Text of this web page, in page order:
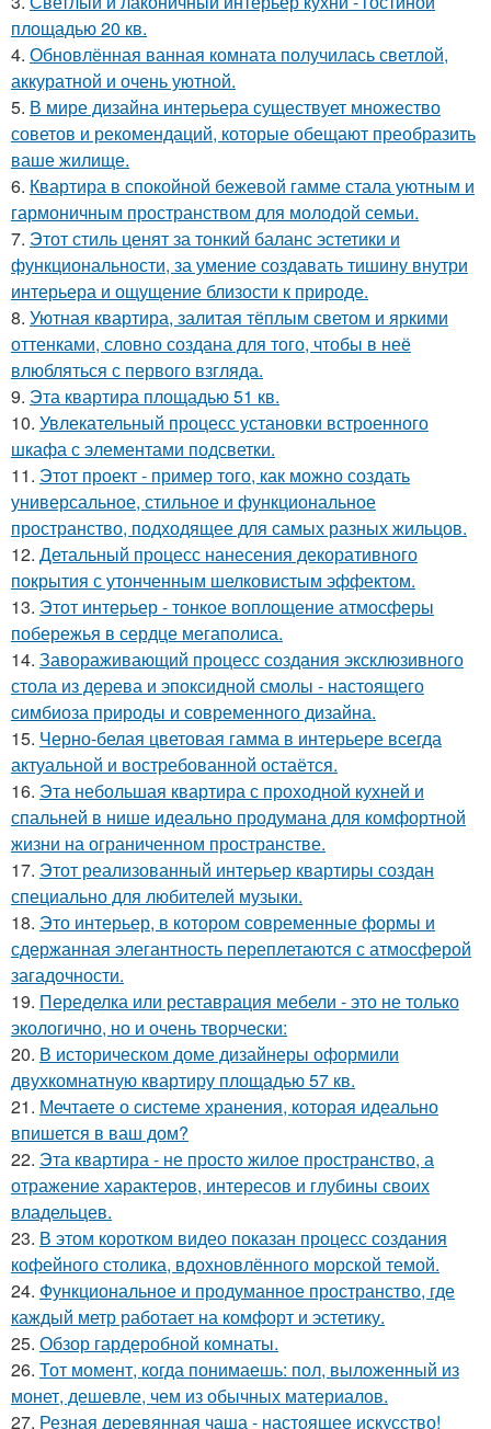
площадью 20 кв.
4. Обновлённая ванная комната получилась светлой,
аккуратной и очень уютной.
5. В мире дизайна интерьера существует множество
советов и рекомендаций, которые обещают преобразить
ваше жилище.
6. Квартира в спокойной бежевой гамме стала уютным и
гармоничным пространством для молодой семьи.
7. Этот стиль ценят за тонкий баланс эстетики и
функциональности, за умение создавать тишину внутри
интерьера и ощущение близости к природе.
8. Уютная квартира, залитая тёплым светом и яркими
оттенками, словно создана для того, чтобы в неё
влюбляться с первого взгляда.
9. Эта квартира площадью 51 кв.
10. Увлекательный процесс установки встроенного
шкафа с элементами подсветки.
11. Этот проект - пример того, как можно создать
универсальное, стильное и функциональное
пространство, подходящее для самых разных жильцов.
12. Детальный процесс нанесения декоративного
покрытия с утонченным шелковистым эффектом.
13. Этот интерьер - тонкое воплощение атмосферы
побережья в сердце мегаполиса.
14. Завораживающий процесс создания эксклюзивного
стола из дерева и эпоксидной смолы - настоящего
симбиоза природы и современного дизайна.
15. Черно-белая цветовая гамма в интерьере всегда
актуальной и востребованной остаётся.
16. Эта небольшая квартира с проходной кухней и
спальней в нише идеально продумана для комфортной
жизни на ограниченном пространстве.
17. Этот реализованный интерьер квартиры создан
специально для любителей музыки.
18. Это интерьер, в котором современные формы и
сдержанная элегантность переплетаются с атмосферой
загадочности.
19. Переделка или реставрация мебели - это не только
экологично, но и очень творчески:
20. В историческом доме дизайнеры оформили
двухкомнатную квартиру площадью 57 кв.
21. Мечтаете о системе хранения, которая идеально
впишется в ваш дом?
22. Эта квартира - не просто жилое пространство, а
отражение характеров, интересов и глубины своих
владельцев.
23. В этом коротком видео показан процесс создания
кофейного столика, вдохновлённого морской темой.
24. Функциональное и продуманное пространство, где
каждый метр работает на комфорт и эстетику.
25. Обзор гардеробной комнаты.
26. Тот момент, когда понимаешь: пол, выложенный из
монет, дешевле, чем из обычных материалов.
27. Резная деревянная чаша - настоящее искусство!